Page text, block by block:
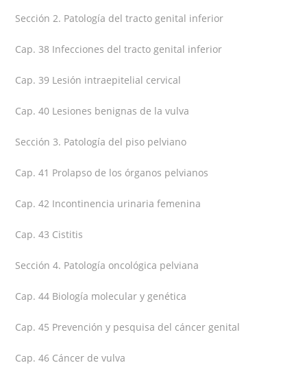
Sección 2. Patología del tracto genital inferior
Cap. 38 Infecciones del tracto genital inferior
Cap. 39 Lesión intraepitelial cervical
Cap. 40 Lesiones benignas de la vulva
Sección 3. Patología del piso pelviano
Cap. 41 Prolapso de los órganos pelvianos
Cap. 42 Incontinencia urinaria femenina
Cap. 43 Cistitis
Sección 4. Patología oncológica pelviana
Cap. 44 Biología molecular y genética
Cap. 45 Prevención y pesquisa del cáncer genital
Cap. 46 Cáncer de vulva